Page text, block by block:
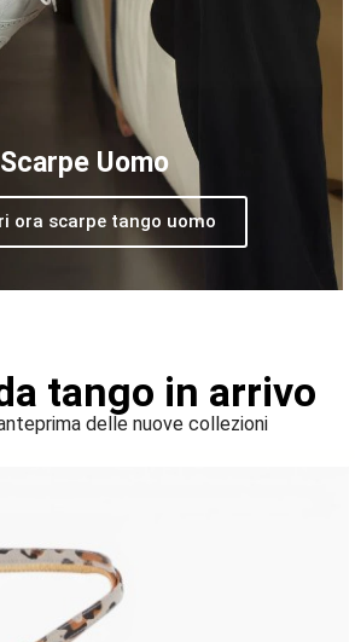
Scarpe Uomo
ora scarpe tango uomo
tango in arrivo
delle nuove collezioni